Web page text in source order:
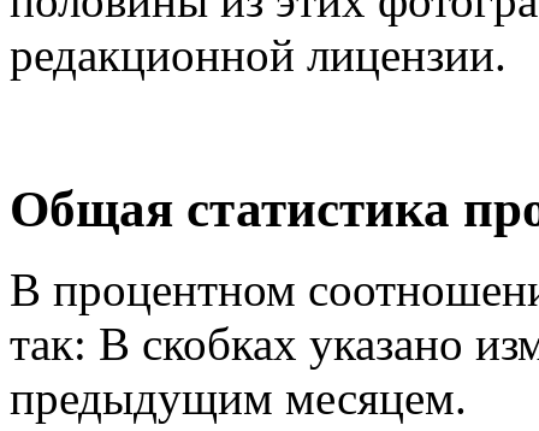
редакционной лицензии.
Общая статистика
В процентном
так: В скобках указано
предыдущим месяцем.